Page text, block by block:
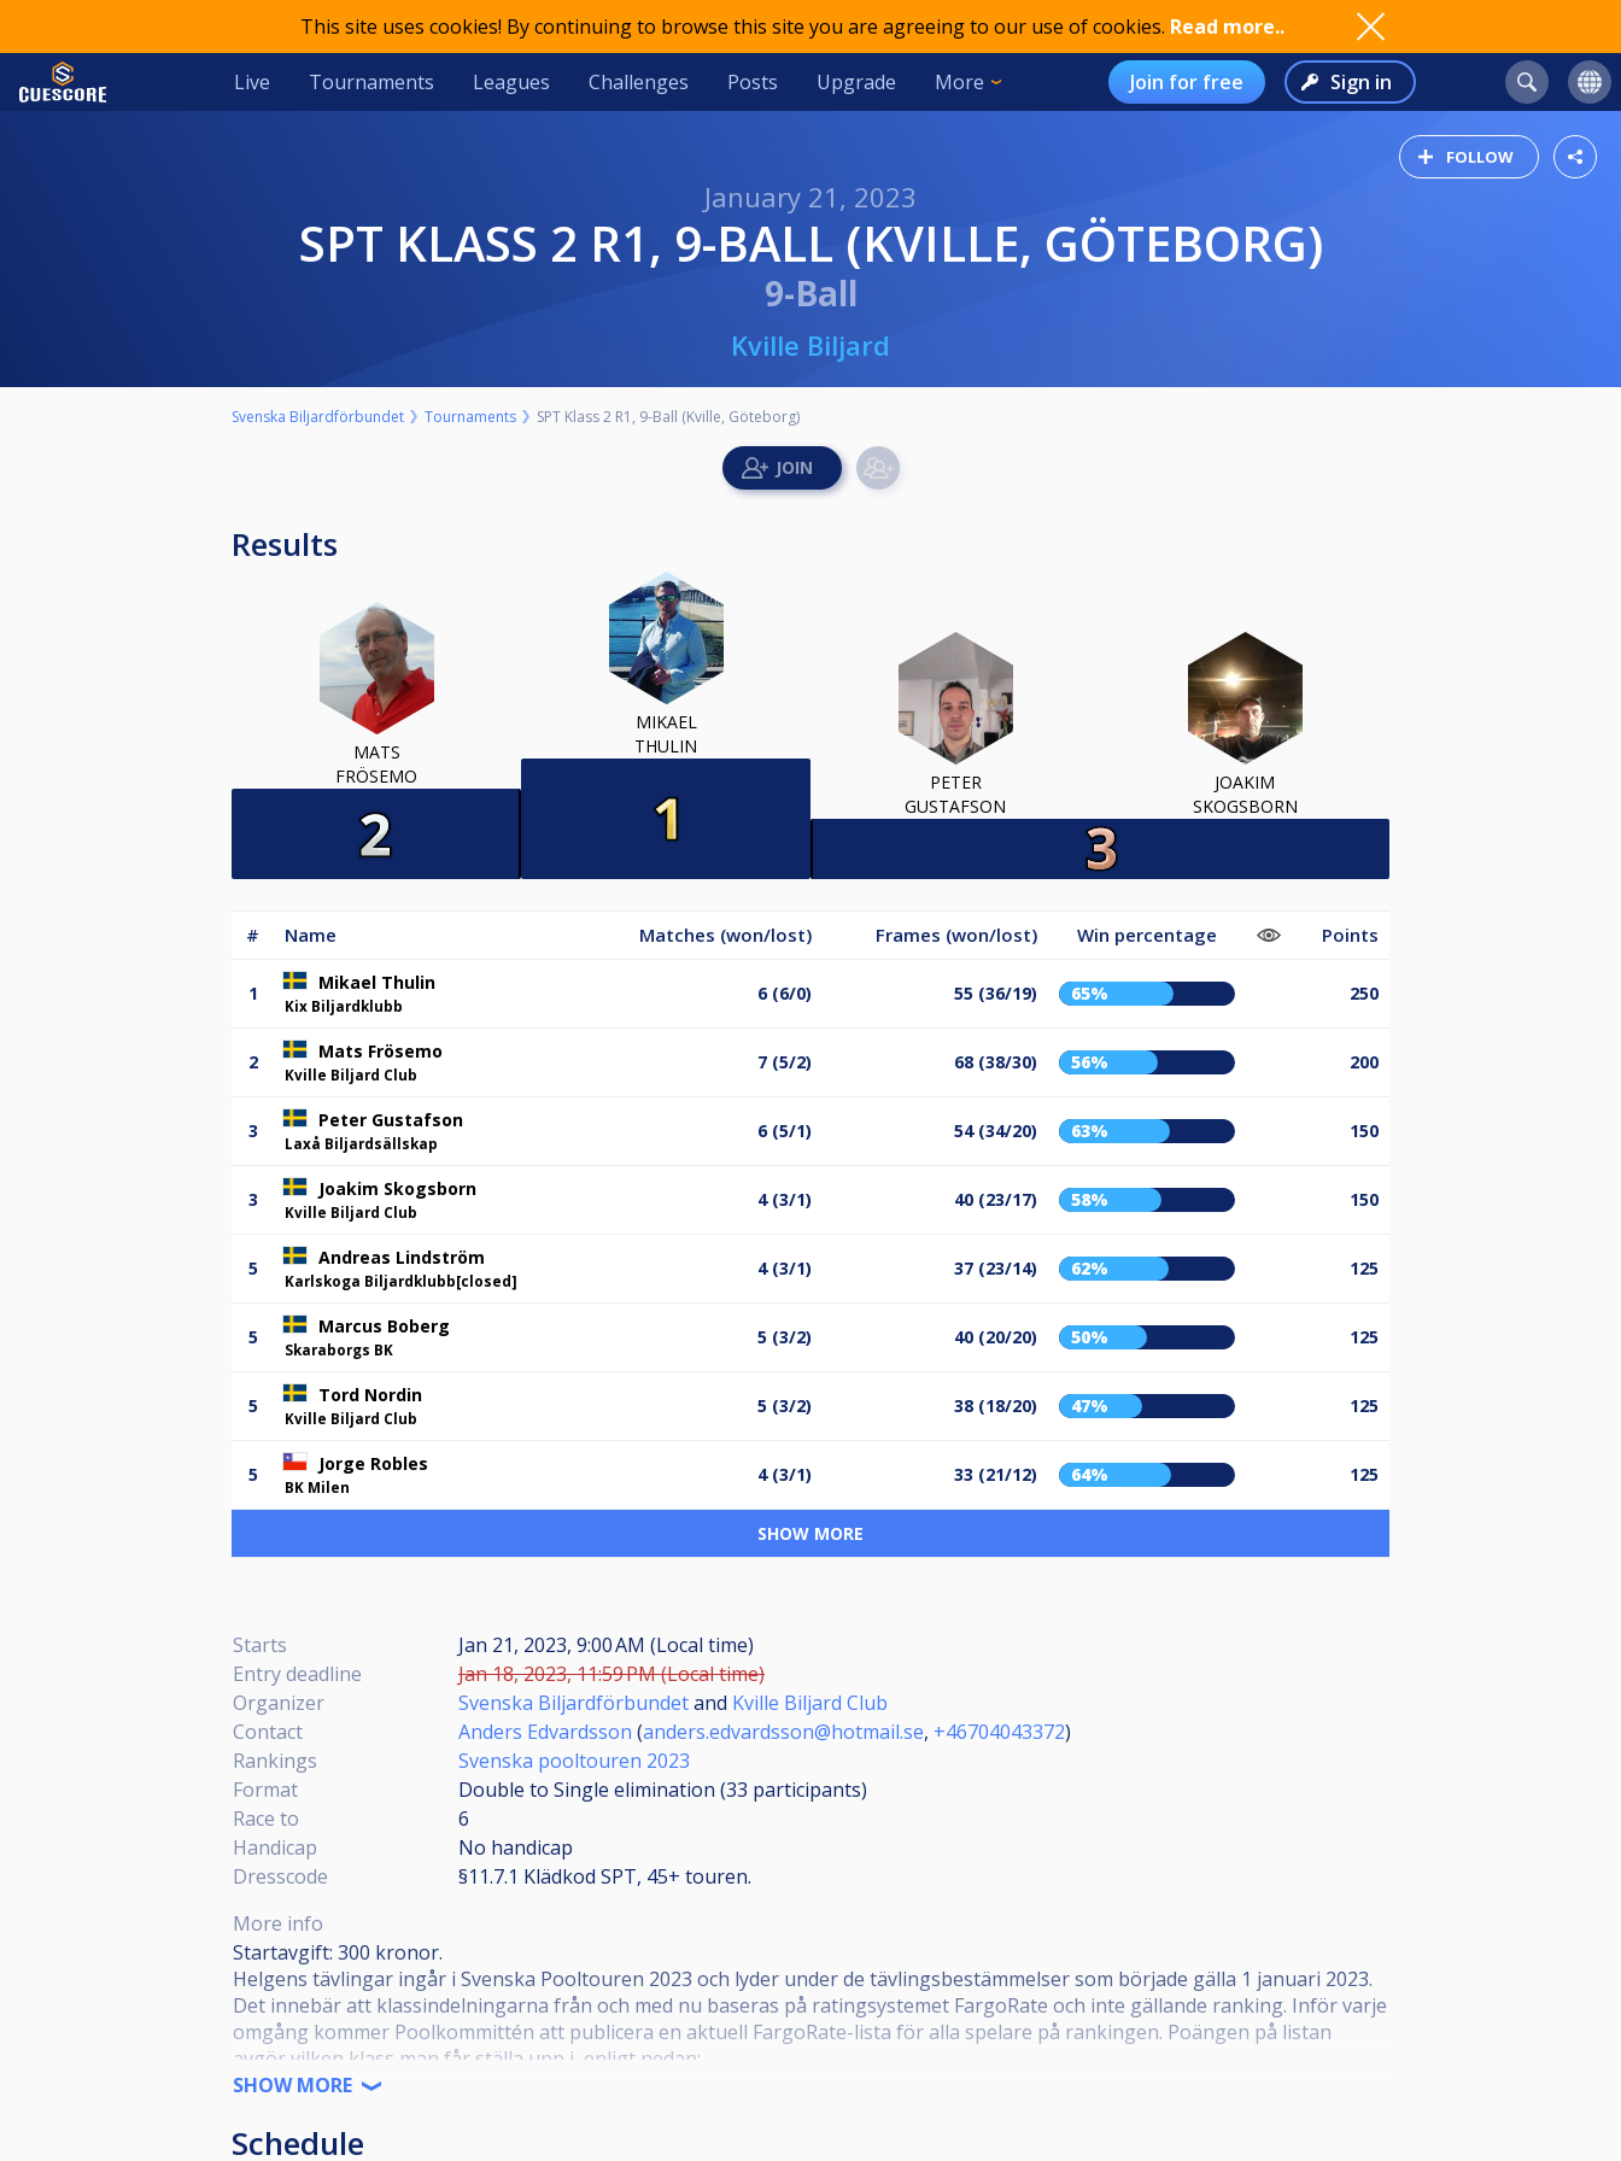
This site uses cookies! By continuing to browse this site you are agreeing to our use of cookies. Read more..
Live Tournaments Leagues Challenges Posts Upgrade More Join for free Sign in
FOLLOW
January 21, 2023
SPT KLASS 2 R1, 9-BALL (KVILLE, GÖTEBORG)
9-Ball
Kville Biljard
Svenska Biljardförbundet Tournaments SPT Klass 2 R1, 9-Ball (Kville, Göteborg)
Results
MATS
FRÖSEMO
MIKAEL
THULIN
PETER
GUSTAFSON
JOAKIM
SKOGSBORN
# Name Matches (won/lost) Frames (won/lost) Win percentage Points
1 Mikael Thulin
Kix Biljardklubb
6 (6/0) 55 (36/19) 65% 250
2 Mats Frösemo
Kville Biljard Club
7 (5/2) 68 (38/30) 56% 200
3 Peter Gustafson
Laxå Biljardsällskap
6 (5/1) 54 (34/20) 63% 150
3 Joakim Skogsborn
Kville Biljard Club
4 (3/1) 40 (23/17) 58% 150
5 Andreas Lindström
Karlskoga Biljardklubb[closed]
4 (3/1) 37 (23/14) 62% 125
5 Marcus Boberg
Skaraborgs BK
5 (3/2) 40 (20/20) 50% 125
5 Tord Nordin
Kville Biljard Club
5 (3/2) 38 (18/20) 47% 125
5 Jorge Robles
BK Milen
4 (3/1) 33 (21/12) 64% 125
SHOW MORE
Starts
Jan 21, 2023, 9:00 AM (Local time)
Entry deadline
Jan 18, 2023, 11:59 PM (Local time)
Organizer
Svenska Biljardförbundetand Kville Biljard Club
Contact
Anders Edvardsson (anders.edvardsson@hotmail.se, +46704043372)
Rankings
Svenska pooltouren 2023
Format
Double to Single elimination (33 participants)
Race to
6
Handicap
No handicap
Dresscode
§11.7.1 Klädkod SPT, 45+ touren.
More info
Startavgift: 300 kronor.
Helgens tävlingar ingår i Svenska Pooltouren 2023 och lyder under de tävlingsbestämmelser som började gälla 1 januari 2023.
Det innebär att klassindelningarna från och med nu baseras på ratingsystemet FargoRate och inte gällande ranking. Inför varje
omgång kommer Poolkommittén att publicera en aktuell FargoRate-lista för alla spelare på rankingen. Poängen på listan
avgör vilken klass man får ställa upp i, enligt nedan:
SHOW MORE
Schedule